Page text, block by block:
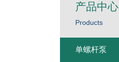
产品中心
Products
单螺杆泵